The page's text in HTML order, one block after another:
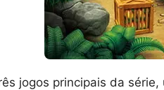
jogos principais da